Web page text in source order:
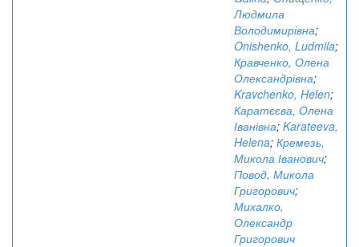
Людмила
Володимирівна;
Onishenko, Ludmila;
Кравченко, Олена
Олександрівна;
Kravchenko, Helen;
Каратєєва, Олена
Іванівна; Karateeva,
Helena; Кремезь,
Микола Іванович;
Повод, Микола
Григорович;
Михалко,
Олександр
Григорович